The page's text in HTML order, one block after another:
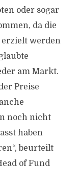
oder sogar
da die
werden
am Markt.
Preise
noch nicht
haben
beurteilt
of Fund